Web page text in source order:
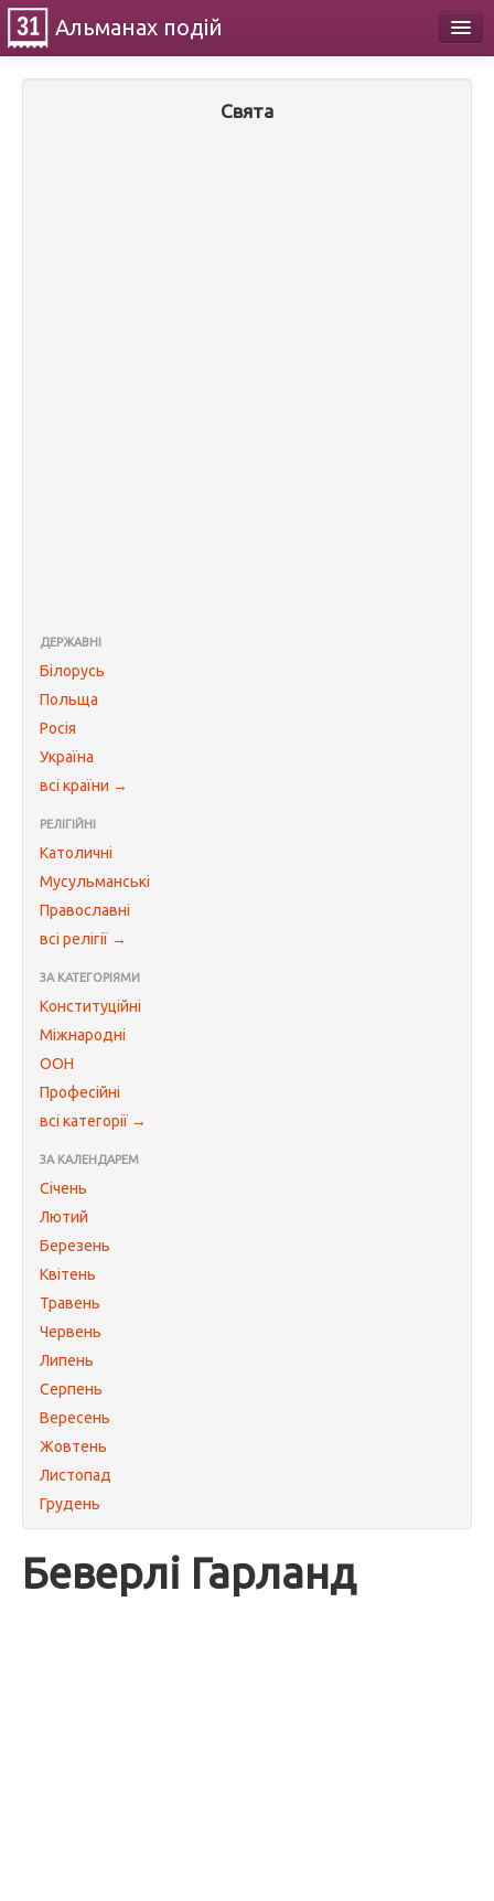
Альманах подій
Свята
ДЕРЖАВНІ
Білорусь
Польща
Росія
Україна
всі країни →
РЕЛІГІЙНІ
Католичні
Мусульманські
Православні
всі релігії →
ЗА КАТЕГОРІЯМИ
Конституційні
Міжнародні
ООН
Професійні
всі категорії →
ЗА КАЛЕНДАРЕМ
Січень
Лютий
Березень
Квітень
Травень
Червень
Липень
Серпень
Вересень
Жовтень
Листопад
Грудень
Беверлі Гарланд